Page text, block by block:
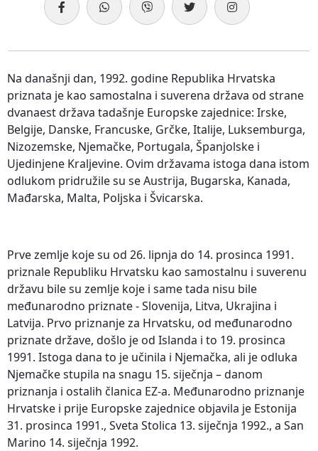
Na današnji dan, 1992. godine Republika Hrvatska
priznata je kao samostalna i suverena država od strane
dvanaest država tadašnje Europske zajednice: Irske,
Belgije, Danske, Francuske, Grčke, Italije, Luksemburga,
Nizozemske, Njemačke, Portugala, Španjolske i
Ujedinjene Kraljevine. Ovim državama istoga dana istom
odlukom pridružile su se Austrija, Bugarska, Kanada,
Mađarska, Malta, Poljska i Švicarska.
Prve zemlje koje su od 26. lipnja do 14. prosinca 1991.
priznale Republiku Hrvatsku kao samostalnu i suverenu
državu bile su zemlje koje i same tada nisu bile
međunarodno priznate - Slovenija, Litva, Ukrajina i
Latvija. Prvo priznanje za Hrvatsku, od međunarodno
priznate države, došlo je od Islanda i to 19. prosinca
1991. Istoga dana to je učinila i Njemačka, ali je odluka
Njemačke stupila na snagu 15. siječnja – danom
priznanja i ostalih članica EZ-a. Međunarodno priznanje
Hrvatske i prije Europske zajednice objavila je Estonija
31. prosinca 1991., Sveta Stolica 13. siječnja 1992., a San
Marino 14. siječnja 1992.